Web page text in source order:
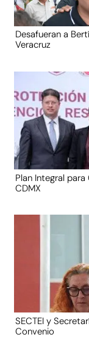
Desafueran a
Veracruz
Plan Integral
CDMX
SECTEI y
Convenio